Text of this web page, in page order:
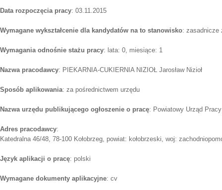
Data rozpoczęcia pracy: 03.11.2015
Wymagane wykształcenie dla kandydatów na to stanowisko: zasadnicze
Wymagania odnośnie stażu pracy: lata: 0, miesiące: 1
Nazwa pracodawcy: PIEKARNIA-CUKIERNIA NIZIOŁ Jarosław Nizioł
Sposób aplikowania: za pośrednictwem urzędu
Nazwa urzędu publikującego ogłoszenie o pracę: Powiatowy Urząd Pracy
Adres pracodawcy:
Katedralna 46/48, 78-100 Kołobrzeg, powiat: kołobrzeski, woj:
Język aplikacji o pracę: polski
Wymagane dokumenty aplikacyjne: cv